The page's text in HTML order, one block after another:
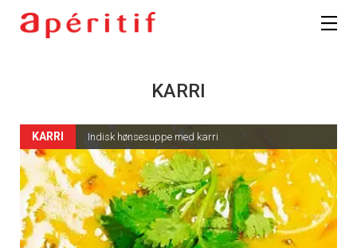
KARRI
KARRI Indisk hønsesuppe med karri